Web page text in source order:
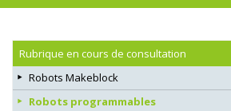
Rubrique en cours de consultation
Robots Makeblock
Robots programmables